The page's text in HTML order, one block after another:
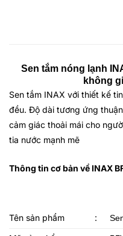
Sen tắm nóng lạnh
không
Sen tắm INAX với thiết kế
đều. Độ dài tương ứng
cảm giác thoải mái cho
tia nước mạnh mẽ
Thông tin cơ bản về INAX
Tên sản phẩm :